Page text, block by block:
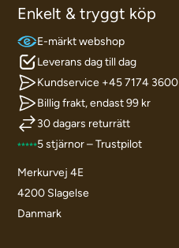
Enkelt & tryggt köp
E-märkt webshop
Leverans dag till dag
Kundservice +45 7174 3600
Billig frakt, endast 99 kr
30 dagars returrätt
5 stjärnor – Trustpilot
Merkurvej 4E
4200 Slagelse
Danmark